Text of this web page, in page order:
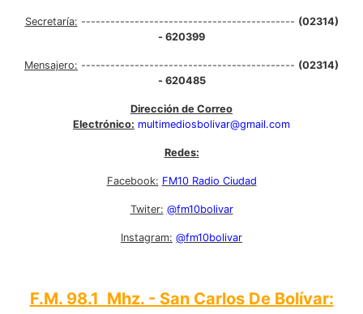
Secretaría: -------------------------------------------- (02314)
- 620399
Mensajero: -------------------------------------------- (02314)
- 620485
Dirección de Correo
Electrónico: multimediosbolivar@gmail.com
Redes:
Facebook: FM10 Radio Ciudad
Twiter: @fm10bolivar
Instagram: @fm10bolivar
F.M. 98.1 Mhz. - San Carlos De Bolívar: